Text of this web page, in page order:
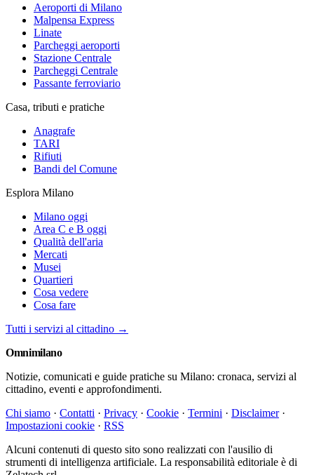
Aeroporti di Milano
Malpensa Express
Linate
Parcheggi aeroporti
Stazione Centrale
Parcheggi Centrale
Passante ferroviario
Casa, tributi e pratiche
Anagrafe
TARI
Rifiuti
Bandi del Comune
Esplora Milano
Milano oggi
Area C e B oggi
Qualità dell'aria
Mercati
Musei
Quartieri
Cosa vedere
Cosa fare
Tutti i servizi al cittadino →
Omnimilano
Notizie, comunicati e guide pratiche su Milano: cronaca, servizi al
cittadino, eventi e approfondimenti.
Chi siamo · Contatti · Privacy · Cookie · Termini · Disclaimer ·
Impostazioni cookie · RSS
Alcuni contenuti di questo sito sono realizzati con l'ausilio di
strumenti di intelligenza artificiale. La responsabilità editoriale è di